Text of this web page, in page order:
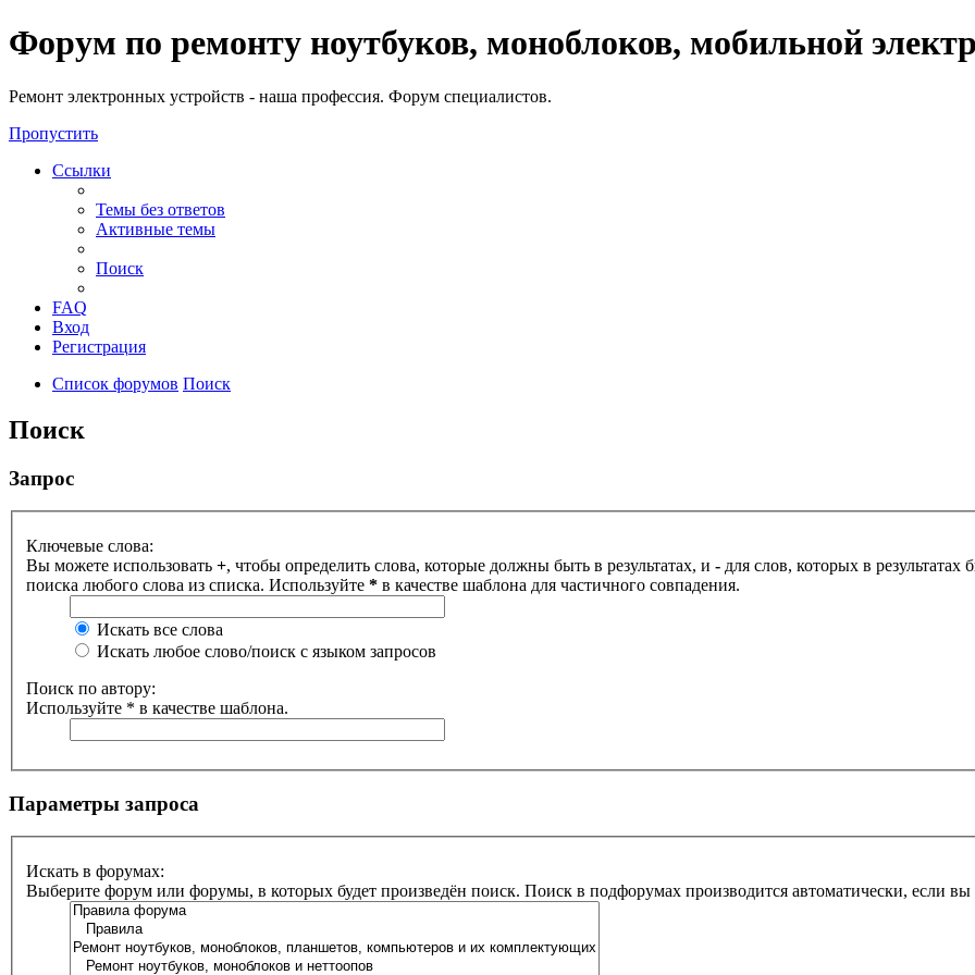
Регистрация
Форум по ремонту ноутбуков, моноблоков, мобильной
Ремонт электронных устройств - наша профессия. Форум специалистов.
Пропустить
Ссылки
Темы без ответов
Активные темы
Поиск
FAQ
Вход
Регистрация
Список форумов Поиск
Поиск
Запрос
Ключевые слова:
Вы можете использовать +, чтобы определить слова, которые должны быть в результатах, и - для слов, которых в
поиска любого слова из списка. Используйте * в качестве шаблона для частичного совпадения.
Искать все слова
Искать любое слово/поиск с языком запросов
Поиск по автору:
Используйте * в качестве шаблона.
Параметры запроса
Искать в форумах:
Выберите форум или форумы, в которых будет произведён поиск. Поиск в подфорумах производится автоматически, если